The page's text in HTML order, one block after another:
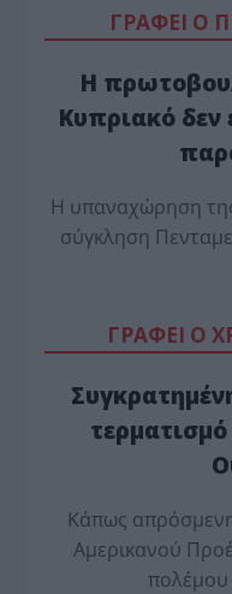
ΓΡΑΦΕΙ Ο
Η
Κυπριακό δεν
Η υπαναχώρηση
σύγκληση
ΓΡΑΦΕΙ Ο
Κάπως
Αμερικανού